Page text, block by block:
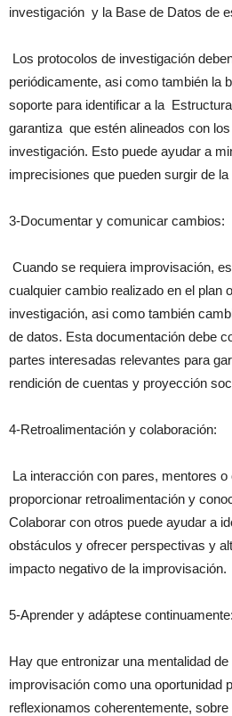
investigación y la Base de Datos de
Los protocolos de investigación
periódicamente, asi como también la
soporte para identificar a la
garantiza que estén alineados con
investigación. Esto puede ayudar a
imprecisiones que pueden surgir de
3-Documentar y comunicar cambios:
Cuando se requiera improvisación,
cualquier cambio realizado en el plan
investigación, asi como también
de datos. Esta documentación debe
partes interesadas relevantes para
rendición de cuentas y proyección
4-Retroalimentación y colaboración:
La interacción con pares, mentores o
proporcionar retroalimentación y
Colaborar con otros puede ayudar a
obstáculos y ofrecer perspectivas y
impacto negativo de la improvisación.
5-Aprender y adáptese continuamente:
Hay que entronizar una mentalidad
improvisación como una oportunidad
reflexionamos coherentemente,